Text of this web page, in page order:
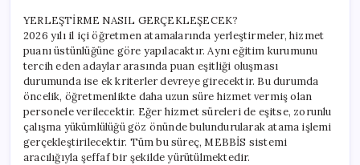
YERLEŞTİRME NASIL GERÇEKLEŞECEK?
2026 yılı il içi öğretmen atamalarında yerleştirmeler, hizmet
puanı üstünlüğüne göre yapılacaktır. Aynı eğitim kurumunu
tercih eden adaylar arasında puan eşitliği oluşması
durumunda ise ek kriterler devreye girecektir. Bu durumda
öncelik, öğretmenlikte daha uzun süre hizmet vermiş olan
personele verilecektir. Eğer hizmet süreleri de eşitse, zorunlu
çalışma yükümlülüğü göz önünde bulundurularak atama işlemi
gerçekleştirilecektir. Tüm bu süreç, MEBBİS sistemi
aracılığıyla şeffaf bir şekilde yürütülmektedir.